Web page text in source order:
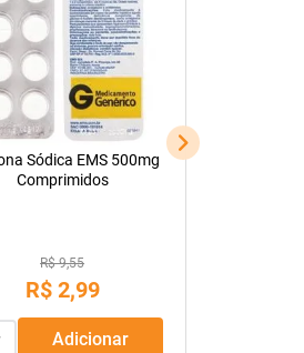
EMS 500mg
R$ 9,55
2,99
Adicionar